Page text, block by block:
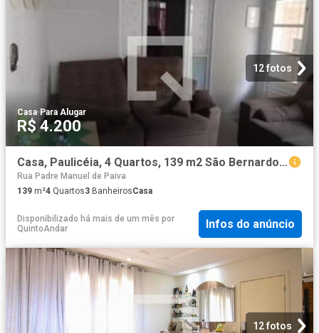
12 fotos
Casa·Para Alugar
R$ 4.200
Casa, Paulicéia, 4 Quartos, 139 m2 São Bernardo do Campo
Rua Padre Manuel de Paiva
139 m²4 Quartos3 BanheirosCasa
Disponibilizado há mais de um mês por
QuintoAndar
Infos do anúncio
12 fotos